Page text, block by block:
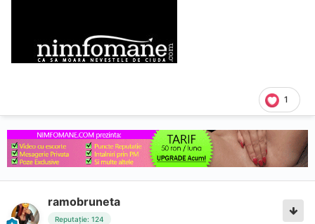
1
ramobruneta
Reputație: 124